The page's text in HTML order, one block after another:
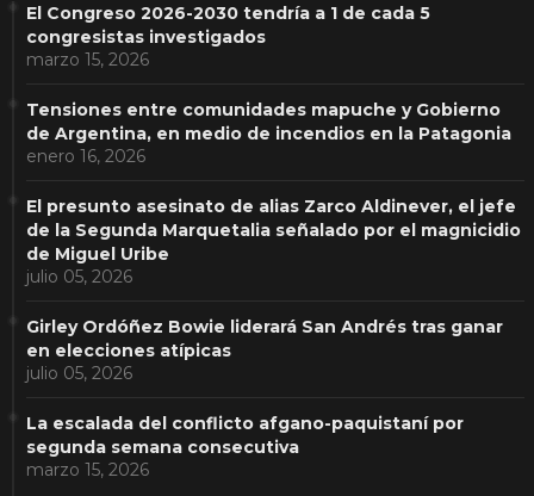
El Congreso 2026-2030 tendría a 1 de cada 5
congresistas investigados
marzo 15, 2026
Tensiones entre comunidades mapuche y Gobierno
de Argentina, en medio de incendios en la Patagonia
enero 16, 2026
El presunto asesinato de alias Zarco Aldinever, el jefe
de la Segunda Marquetalia señalado por el magnicidio
de Miguel Uribe
julio 05, 2026
Girley Ordóñez Bowie liderará San Andrés tras ganar
en elecciones atípicas
julio 05, 2026
La escalada del conflicto afgano-paquistaní por
segunda semana consecutiva
marzo 15, 2026